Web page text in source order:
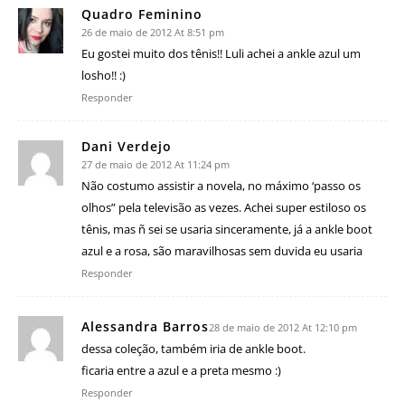
Quadro Feminino
26 de maio de 2012 At 8:51 pm
Eu gostei muito dos tênis!! Luli achei a ankle azul um
losho!! :)
Responder
Dani Verdejo
27 de maio de 2012 At 11:24 pm
Não costumo assistir a novela, no máximo ‘passo os
olhos” pela televisão as vezes. Achei super estiloso os
tênis, mas ñ sei se usaria sinceramente, já a ankle boot
azul e a rosa, são maravilhosas sem duvida eu usaria
Responder
Alessandra Barros28 de maio de 2012 At 12:10 pm
dessa coleção, também iria de ankle boot.
ficaria entre a azul e a preta mesmo :)
Responder